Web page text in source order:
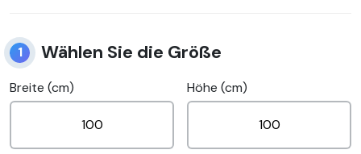
1 Wählen Sie die Größe
Breite (cm) Höhe (cm)